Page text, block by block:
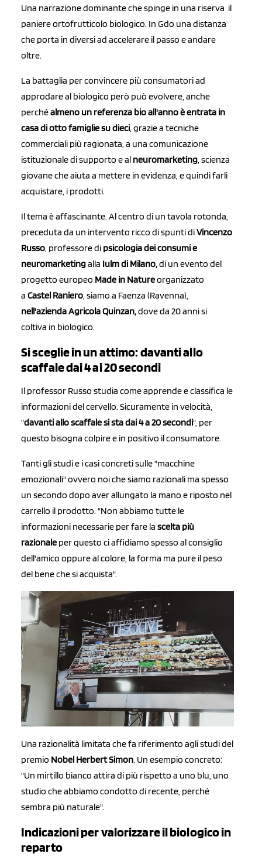
Una narrazione dominante che spinge in una riserva il
paniere ortofrutticolo biologico. In Gdo una distanza
che porta in diversi ad accelerare il passo e andare
oltre.
La battaglia per convincere più consumatori ad
approdare al biologico però può evolvere, anche
perchéalmeno un referenza bio all'anno è entrata in
casa di otto famiglie su dieci, grazie a tecniche
commerciali più ragionata, a una comunicazione
istituzionale di supporto e al neuromarketing, scienza
giovane che aiuta a mettere in evidenza, e quindi farli
acquistare, i prodotti.
Il tema è affascinante. Al centro di un tavola rotonda,
preceduta da un intervento ricco di spunti diVincenzo
Russo, professore di psicologia dei consumi e
neuromarketingalla Iulm di Milano,di un evento del
progetto europeo Made in Natureorganizzato
a Castel Raniero, siamo a Faenza (Ravenna),
nell'azienda Agricola Quinzan,dove da 20 anni si
coltiva in biologico.
Si sceglie in un attimo: davanti allo
scaffale dai 4 ai 20 secondi
Il professor Russo studia come apprende e classifica le
informazioni del cervello. Sicuramente in velocità,
"davanti allo scaffale si sta dai 4 a 20 secondi", per
questo bisogna colpire e in positivo il consumatore.
Tanti gli studi e i casi concreti sulle "macchine
emozionali" ovvero noi che siamo razionali ma spesso
un secondo dopo aver allungato la mano e riposto nel
carrello il prodotto. "Non abbiamo tutte le
informazioni necessarie per fare la scelta più
razionale per questo ci affidiamo spesso al consiglio
dell'amico oppure al colore, la forma ma pure il peso
del bene che si acquista".
Una razionalità limitata che fa riferimento agli studi del
premio Nobel Herbert Simon. Un esempio concreto:
"Un mirtillo bianco attira di più rispetto a uno blu, uno
studio che abbiamo condotto di recente, perché
sembra più naturale".
Indicazioni per valorizzare il biologico in
reparto